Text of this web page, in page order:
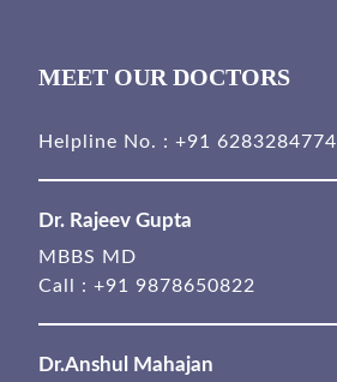
MEET OUR DOCTORS
Helpline No. : +91 6283284774
Dr. Rajeev Gupta
MBBS MD
Call : +91 9878650822
Dr.Anshul Mahajan